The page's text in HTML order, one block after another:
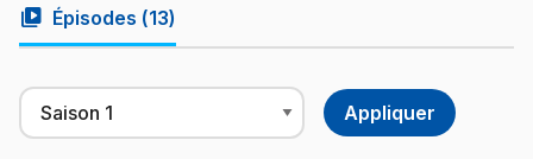
video_library Épisodes (13)